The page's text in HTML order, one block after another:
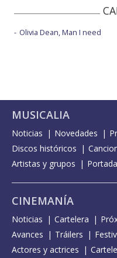
Olivia Dean, Man I need
MUSICALIA
Noticias Novedades
Discos históricos
Artistas y grupos
CINEMANÍA
Noticias Cartelera
Avances
Tráilers
Actores y actrices